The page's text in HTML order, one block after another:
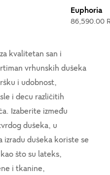
Euphoria
86,590.00
kvalitetan san i
vrhunskih dušeka
i udobnost,
i decu različitih
Izaberite između
dušeka, u
izradu dušeka koriste se
što su lateks,
i tkanine,